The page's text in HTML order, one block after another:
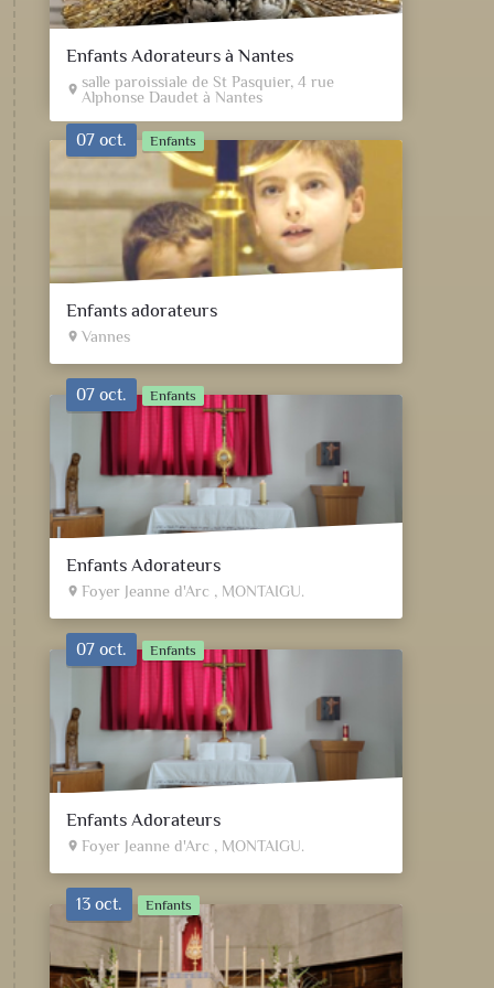
Enfants Adorateurs à Nantes
place salle paroissiale de St Pasquier, 4 rue
Alphonse Daudet à Nantes
07 oct. Enfants
Enfants adorateurs
place Vannes
07 oct. Enfants
Enfants Adorateurs
place Foyer Jeanne d'Arc , MONTAIGU.
07 oct. Enfants
Enfants Adorateurs
place Foyer Jeanne d'Arc , MONTAIGU.
13 oct. Enfants